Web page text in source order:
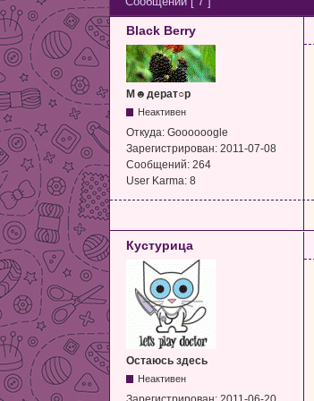
Black Berry
М☻дерат○р
Неактивен
Откуда: Goooooogle
Зарегистрирован: 2011-07-08
Сообщений: 264
User Karma: 8
Кустурица
Остаюсь здесь
Неактивен